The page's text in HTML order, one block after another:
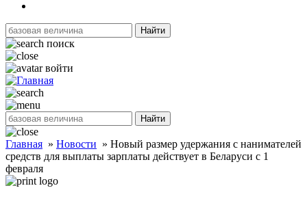
Найти
поиск
войти
Найти
Главная » Новости » Новый размер удержания с нанимателей
средств для выплаты зарплаты действует в Беларуси с 1
февраля